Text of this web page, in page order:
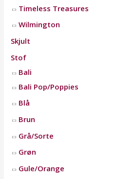
Timeless Treasures
Wilmington
Skjult
Stof
Bali
Bali Pop/Poppies
Blå
Brun
Grå/Sorte
Grøn
Gule/Orange